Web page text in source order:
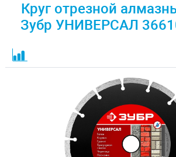
Круг отрезной
Зубр УНИВЕРСАЛ